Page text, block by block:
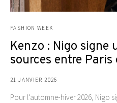
FASHION WEEK
Kenzo : Nigo signe
sources entre Paris
21 JANVIER 2026
Pour l’automne-hiver 2026, Nigo